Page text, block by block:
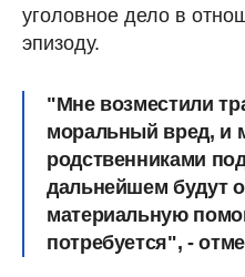
уголовное дело в
эпизоду.
"Мне возместили
моральный вред, и
родственниками
дальнейшем будут
материальную
потребуется", -